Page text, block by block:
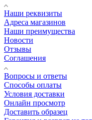
Наши реквизиты
Адреса магазинов
Наши преимущества
Новости
Отзывы
Соглашения
Вопросы и ответы
Способы оплаты
Условия доставки
Онлайн просмотр
Доставить образец